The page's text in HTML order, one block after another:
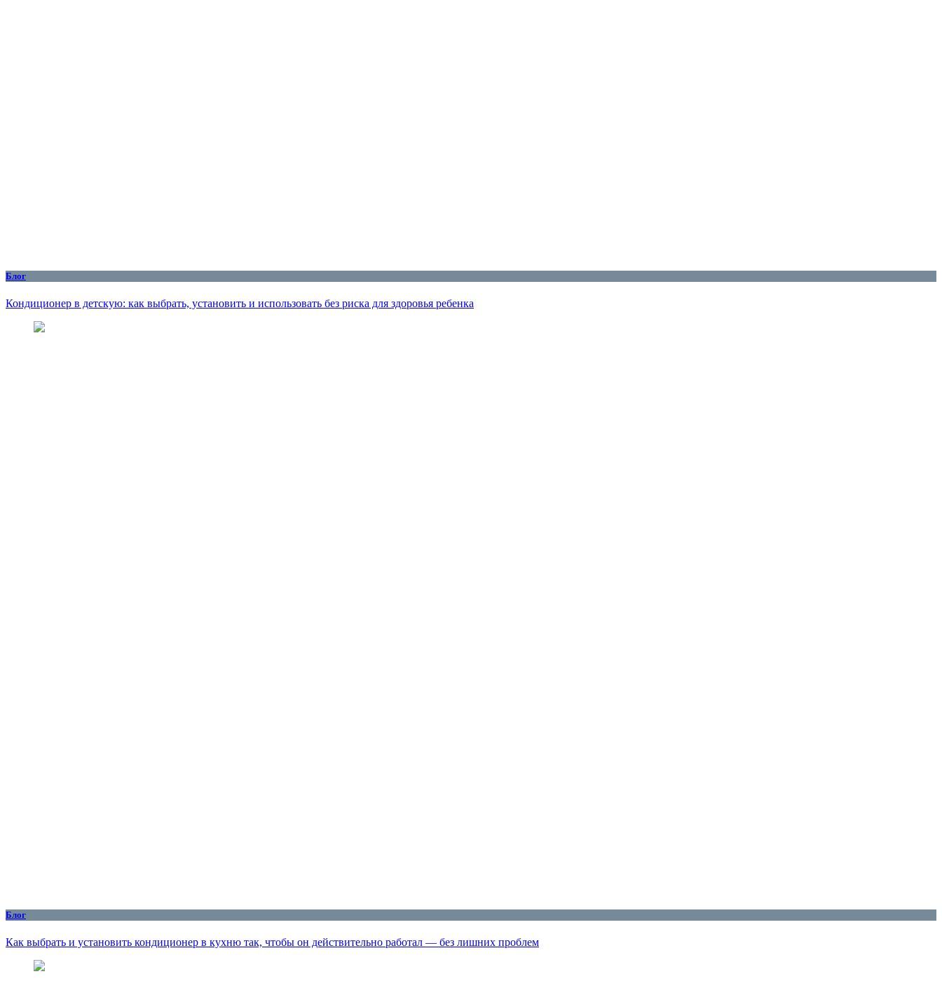
Блог
Кондиционер в детскую: как выбрать, установить и использовать без риска для здоровья ребенка
Блог
Как выбрать и установить кондиционер в кухню так, чтобы он действительно работал — без лишних проблем